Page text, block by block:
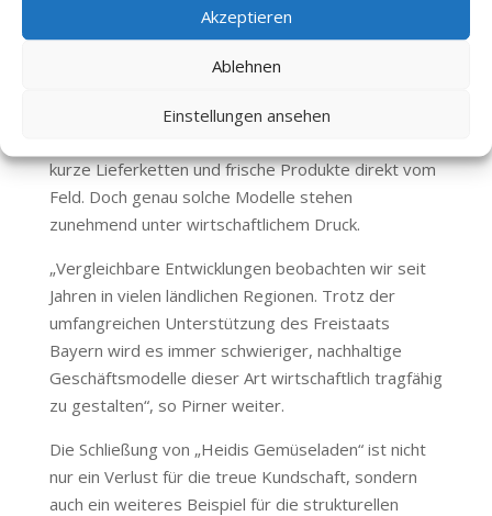
Akzeptieren
Ablehnen
Einstellungen ansehen
Stütze der regionalen Nahversorgung weg“, erklärt
Thomas Pirner.
der Idealvorstellung einer nachhaltigen
kurze Lieferketten und frische Produkte direkt vom
Feld. Doch genau solche Modelle stehen
zunehmend unter wirtschaftlichem Druck.
„Vergleichbare Entwicklungen beobachten wir seit
Jahren in vielen ländlichen Regionen. Trotz der
umfangreichen Unterstützung des Freistaats
Bayern wird es immer schwieriger, nachhaltige
Geschäftsmodelle dieser Art wirtschaftlich tragfähig
zu gestalten“, so Pirner weiter.
Die Schließung von „Heidis Gemüseladen“ ist nicht
nur ein Verlust für die treue Kundschaft, sondern
auch ein weiteres Beispiel für die strukturellen